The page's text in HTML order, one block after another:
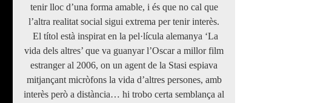
tenir lloc d’una forma amable, i és que no cal que
l’altra realitat social sigui extrema per tenir interès.
El títol està inspirat en la pel·lícula alemanya ‘La
vida dels altres’ que va guanyar l’Oscar a millor film
estranger al 2006, on un agent de la Stasi espiava
mitjançant micròfons la vida d’altres persones, amb
interès però a distància… hi trobo certa semblança al